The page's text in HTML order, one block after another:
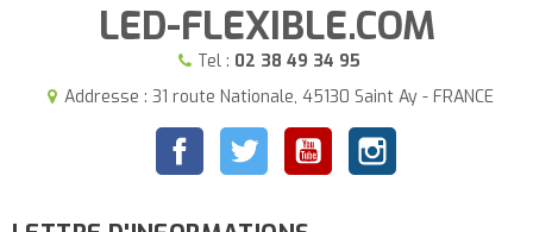
LED-FLEXIBLE.COM
Tel : 02 38 49 34 95
Addresse : 31 route Nationale, 45130 Saint Ay - FRANCE
FacebookTwitter YouTubeInstagram